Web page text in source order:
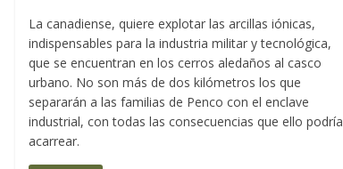
La canadiense, quiere explotar las arcillas iónicas,
indispensables para la industria militar y tecnológica,
que se encuentran en los cerros aledaños al casco
urbano. No son más de dos kilómetros los que
separarán a las familias de Penco con el enclave
industrial, con todas las consecuencias que ello podría
acarrear.